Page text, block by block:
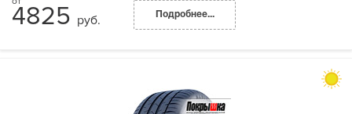
4825 руб. Подробнее...